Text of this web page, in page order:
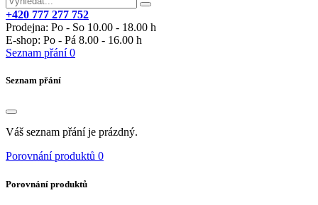
+420 777 277 752
Prodejna: Po - So 10.00 - 18.00 h
E-shop: Po - Pá 8.00 - 16.00 h
Seznam přání 0
Seznam přání
Váš seznam přání je prázdný.
Porovnání produktů 0
Porovnání produktů